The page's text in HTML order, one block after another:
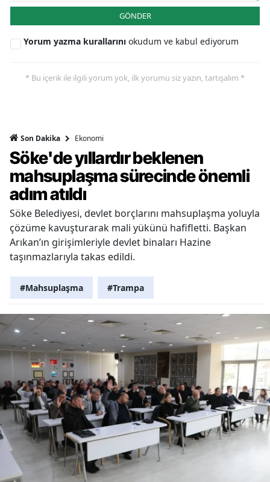
GÖNDER
Yorum yazma kurallarını okudum ve kabul ediyorum
* Bu içerik ile ilgili yorum yok, ilk yorumu siz yazın, tartışalım *
Son Dakika Ekonomi
Söke'de yıllardır beklenen
mahsuplaşma sürecinde önemli
adım atıldı
Söke Belediyesi, devlet borçlarını mahsuplaşma yoluyla
çözüme kavuşturarak mali yükünü hafifletti. Başkan
Arıkan’ın girişimleriyle devlet binaları Hazine
taşınmazlarıyla takas edildi.
#Mahsuplaşma #Trampa